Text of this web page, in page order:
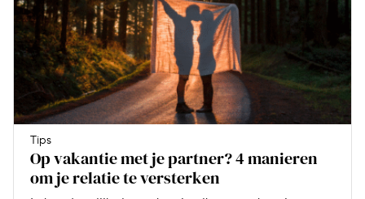
Tips
Op vakantie met je partner? 4 manieren
om je relatie te versterken